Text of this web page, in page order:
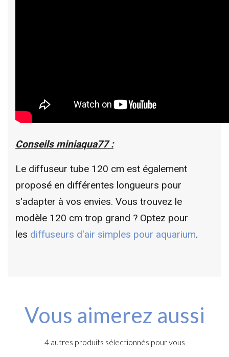
Conseils miniaqua77 :
Le diffuseur tube 120 cm est également
proposé en différentes longueurs pour
s'adapter à vos envies. Vous trouvez le
modèle 120 cm trop grand ? Optez pour
les diffuseurs d'air simples pour aquarium.
Vous aimerez aussi
4 autres produits sélectionnés pour vous